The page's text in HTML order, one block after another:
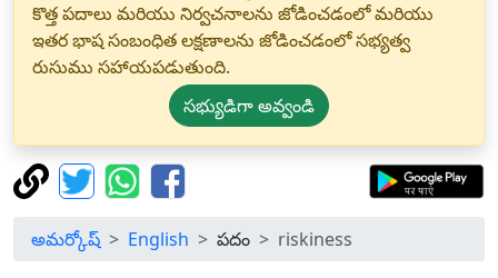
కొత్త పదాలు మరియు నిర్వచనాలను జోడించడంలో మరియు
ఇతర భాష సంబంధిత లక్షణాలను జోడించడంలో సభ్యత్వ
రుసుము సహాయపడుతుంది.
సభ్యుడిగా అవ్వండి
అమర్కోష్ English పదం riskiness